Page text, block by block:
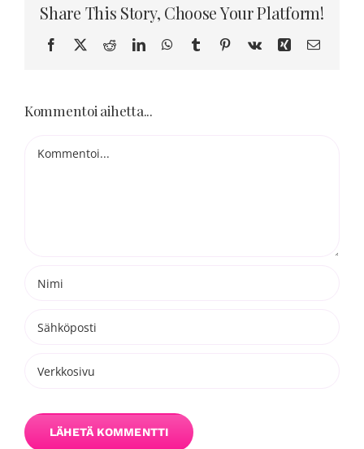
Blogi
Henna
Share This Story, Choose Your Platform!
Facebook
X RedditLinkedInWhatsApp
TumblrPinterest
Vk Xing
Kommentoi aihetta...